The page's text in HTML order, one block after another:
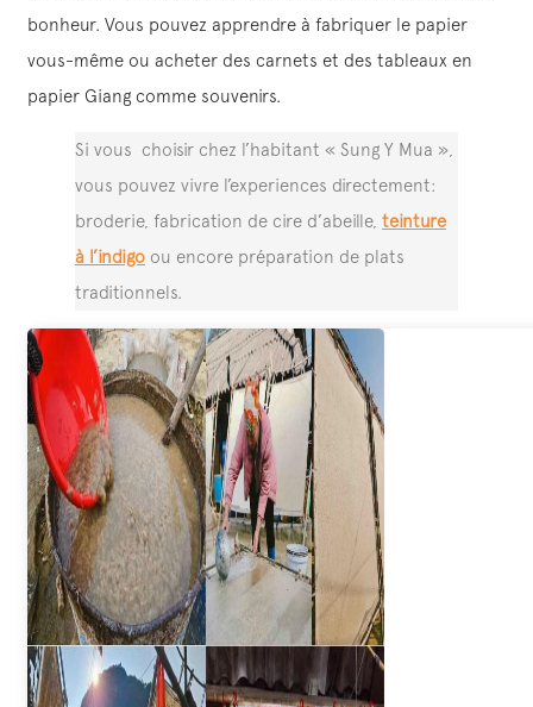
bonheur. Vous pouvez apprendre à fabriquer le papier
vous-même ou acheter des carnets et des tableaux en
papier Giang comme souvenirs.
Si vous choisir chez l’habitant « Sung Y Mua »,
vous pouvez vivre l’experiences directement:
broderie, fabrication de cire d’abeille, teinture
à l’indigo ou encore préparation de plats
traditionnels.